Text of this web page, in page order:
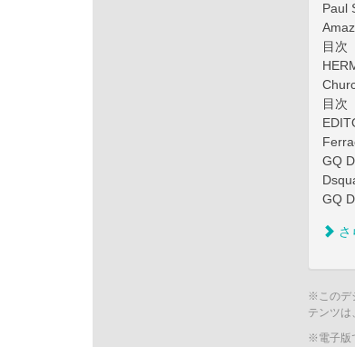
Paul
目次
目次
GQ
GQ
さ
※このデ
テンツは
※電子版